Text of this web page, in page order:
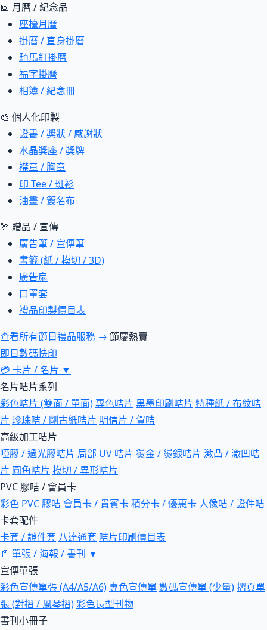
📅 月曆 / 紀念品
座檯月曆
掛曆 / 直身掛曆
騎馬釘掛曆
福字掛曆
相簿 / 紀念冊
🎨 個人化印製
證書 / 獎狀 / 感謝狀
水晶獎座 / 獎牌
襟章 / 胸章
印 Tee / 班衫
油畫 / 簽名布
🏹 贈品 / 宣傳
廣告筆 / 宣傳筆
書籤 (紙 / 模切 / 3D)
廣告扇
口罩套
禮品印製價目表
查看所有節日禮品服務 → 節慶熱賣
即日數碼快印
💳卡片 / 名片 ▼
名片咭片系列
彩色咭片 (雙面 / 單面)專色咭片 黑墨印刷咭片 特種紙 / 布紋咭
片 珍珠咭 / 剛古紙咭片 明信片 / 賀咭
高級加工咭片
啞膠 / 過光膠咭片 局部 UV 咭片 燙金 / 燙銀咭片 激凸 / 激凹咭
片 圓角咭片 模切 / 異形咭片
PVC 膠咭 / 會員卡
彩色 PVC 膠咭會員卡 / 貴賓卡積分卡 / 優惠卡 人像咭 / 證件咭
卡套配件
卡套 / 證件套 八達通套 咭片印刷價目表
📄 單張 / 海報 / 書刊 ▼
宣傳單張
彩色宣傳單張 (A4/A5/A6)專色宣傳單數碼宣傳單 (少量)摺頁單
張 (對摺 / 風琴摺)彩色長型刊物
書刊小冊子